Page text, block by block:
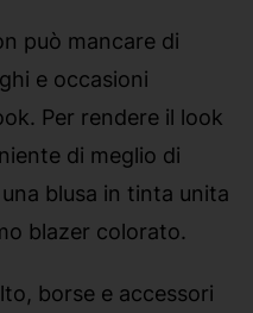
può mancare di
e occasioni
Per rendere il look
di meglio di
blusa in tinta unita
blazer colorato.
borse e accessori